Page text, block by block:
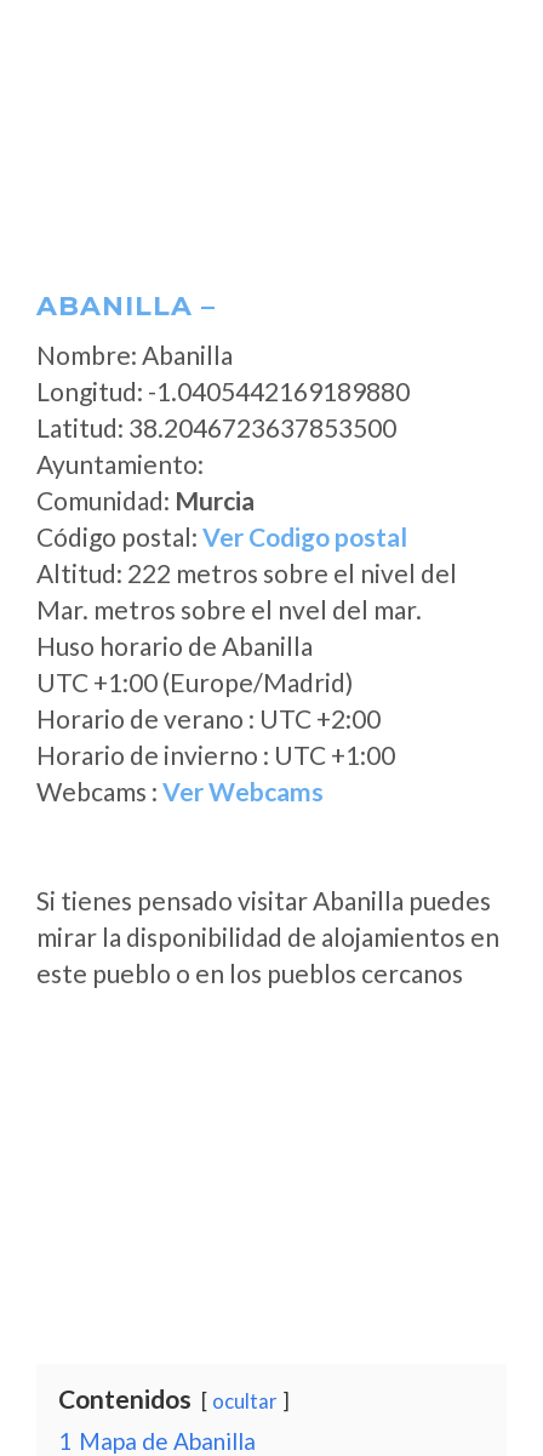
ABANILLA –
Nombre: Abanilla
Longitud: -1.0405442169189880
Latitud: 38.2046723637853500
Ayuntamiento:
Comunidad: Murcia
Código postal: Ver Codigo postal
Altitud: 222 metros sobre el nivel del
Mar. metros sobre el nvel del mar.
Huso horario de Abanilla
UTC +1:00 (Europe/Madrid)
Horario de verano : UTC +2:00
Horario de invierno : UTC +1:00
Webcams : Ver Webcams
Si tienes pensado visitar Abanilla puedes
mirar la disponibilidad de alojamientos en
este pueblo o en los pueblos cercanos
Contenidos ocultar
1 Mapa de Abanilla